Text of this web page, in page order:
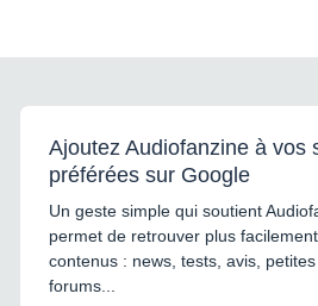
Ajoutez Audiofanzine à vos
préférées sur Google
Un geste simple qui soutient
permet de retrouver plus
contenus : news, tests, avis, petites
forums...